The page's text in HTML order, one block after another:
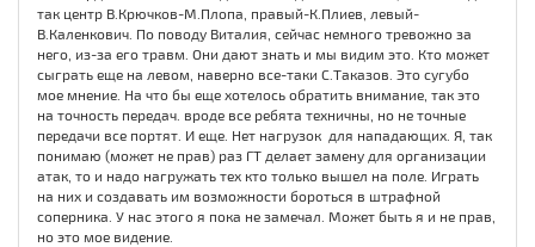
так центр В.Крючков-М.Плопа, правый-К.Плиев, левый-
В.Каленкович. По поводу Виталия, сейчас немного тревожно за
него, из-за его травм. Они дают знать и мы видим это. Кто может
сыграть еще на левом, наверно все-таки С.Таказов. Это сугубо
мое мнение. На что бы еще хотелось обратить внимание, так это
на точность передач. вроде все ребята техничны, но не точные
передачи все портят. И еще. Нет нагрузок для нападающих. Я, так
понимаю (может не прав) раз ГТ делает замену для организации
атак, то и надо нагружать тех кто только вышел на поле. Играть
на них и создавать им возможности бороться в штрафной
соперника. У нас этого я пока не замечал. Может быть я и не прав,
но это мое видение.